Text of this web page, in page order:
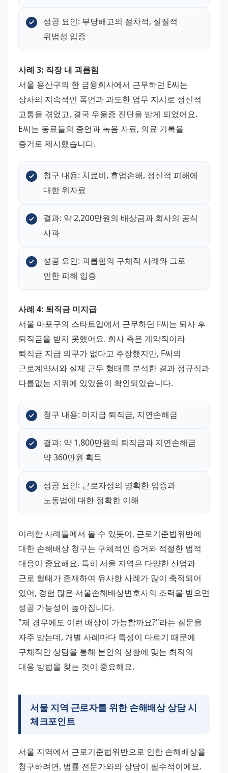
성공 요인: 부당해고의 절차적, 실질적
위법성 입증
사례 3: 직장 내 괴롭힘
서울 용산구의 한 금융회사에서 근무하던 E씨는
상사의 지속적인 폭언과 과도한 업무 지시로 정신적
고통을 겪었고, 결국 우울증 진단을 받게 되었어요.
E씨는 동료들의 증언과 녹음 자료, 의료 기록을
증거로 제시했습니다.
청구 내용: 치료비, 휴업손해, 정신적 피해에
대한 위자료
결과: 약 2,200만원의 배상금과 회사의 공식
사과
성공 요인: 괴롭힘의 구체적 사례와 그로
인한 피해 입증
사례 4: 퇴직금 미지급
서울 마포구의 스타트업에서 근무하던 F씨는 퇴사 후
퇴직금을 받지 못했어요. 회사 측은 계약직이라
퇴직금 지급 의무가 없다고 주장했지만, F씨의
근로계약서와 실제 근무 형태를 분석한 결과 정규직과
다름없는 지위에 있었음이 확인되었습니다.
청구 내용: 미지급 퇴직금, 지연손해금
결과: 약 1,800만원의 퇴직금과 지연손해금
약 360만원 획득
성공 요인: 근로자성의 명확한 입증과
노동법에 대한 정확한 이해
이러한 사례들에서 볼 수 있듯이, 근로기준법위반에
대한 손해배상 청구는 구체적인 증거와 적절한 법적
대응이 중요해요. 특히 서울 지역은 다양한 산업과
근로 형태가 존재하여 유사한 사례가 많이 축적되어
있어, 경험 많은 서울손해배상변호사의 조력을 받으면
성공 가능성이 높아집니다.
"제 경우에도 이런 배상이 가능할까요?"라는 질문을
자주 받는데, 개별 사례마다 특성이 다르기 때문에
구체적인 상담을 통해 본인의 상황에 맞는 최적의
대응 방법을 찾는 것이 중요해요.
서울 지역 근로자를 위한 손해배상 상담 시
체크포인트
서울 지역에서 근로기준법위반으로 인한 손해배상을
청구하려면, 법률 전문가와의 상담이 필수적이에요.